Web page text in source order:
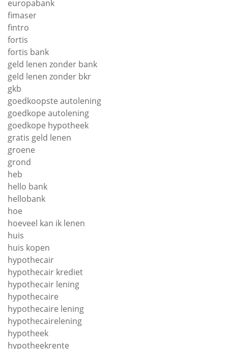
europabank
fimaser
fintro
fortis
fortis bank
geld lenen zonder bank
geld lenen zonder bkr
gkb
goedkoopste autolening
goedkope autolening
goedkope hypotheek
gratis geld lenen
groene
grond
heb
hello bank
hellobank
hoe
hoeveel kan ik lenen
huis
huis kopen
hypothecair
hypothecair krediet
hypothecair lening
hypothecaire
hypothecaire lening
hypothecairelening
hypotheek
hypotheekrente